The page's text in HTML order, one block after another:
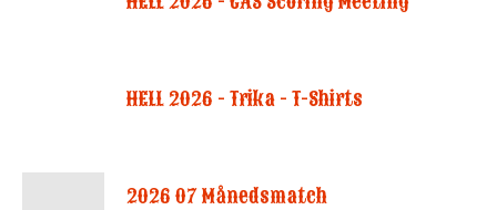
HELL 2026 - Trika - T-Shirts
2026 07 Månedsmatch